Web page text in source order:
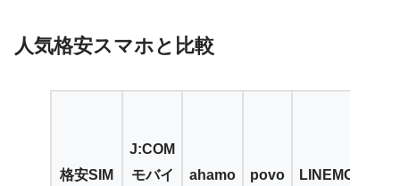
人気格安スマホと比較
格安SIM
J:COM
モバイ
ahamo povo LINEMO